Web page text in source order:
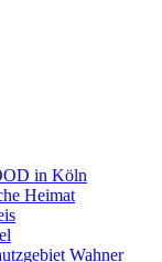
in Köln
Heimat
Wahner